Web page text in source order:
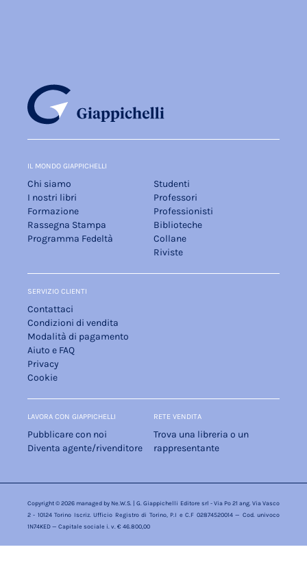
IL MONDO GIAPPICHELLI
Chi siamo
I nostri libri
Formazione
Rassegna Stampa
Programma Fedeltà
Studenti
Professori
Professionisti
Biblioteche
Collane
Riviste
SERVIZIO CLIENTI
Contattaci
Condizioni di vendita
Modalità di pagamento
Aiuto e FAQ
Privacy
Cookie
LAVORA CON GIAPPICHELLI
Pubblicare con noi
Diventa agente/rivenditore
RETE VENDITA
Trova una libreria o un
rappresentante
Copyright © 2026 managed by Ne.W.S. | G. Giappichelli Editore srl - Via Po 21 ang. Via Vasco
2 - 10124 Torino Iscriz. Ufficio Registro di Torino, P.I e C.F 02874520014 — Cod. univoco
1N74KED — Capitale sociale i. v. € 46.800,00